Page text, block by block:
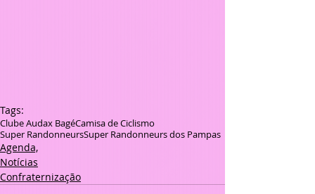
Tags:
Clube Audax BagéCamisa de Ciclismo
Super RandonneursSuper Randonneurs dos Pampas
Agenda,
Notícias
Confraternização